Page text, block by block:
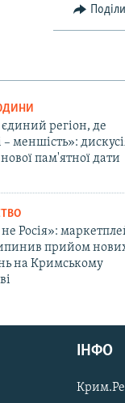
регіон, де
– меншість»:
пам'ятної дати
Росія»:
прийом
на Кримському
ІНФО